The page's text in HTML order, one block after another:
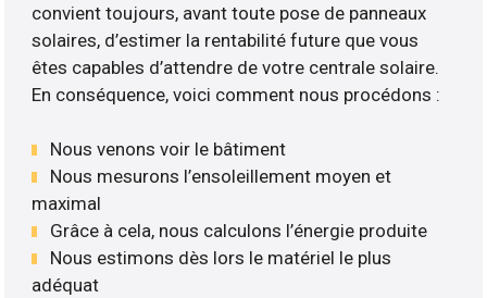
convient toujours, avant toute pose de panneaux
solaires, d’estimer la rentabilité future que vous
êtes capables d’attendre de votre centrale solaire.
En conséquence, voici comment nous procédons :
Nous venons voir le bâtiment
Nous mesurons l’ensoleillement moyen et
maximal
Grâce à cela, nous calculons l’énergie produite
Nous estimons dès lors le matériel le plus
adéquat